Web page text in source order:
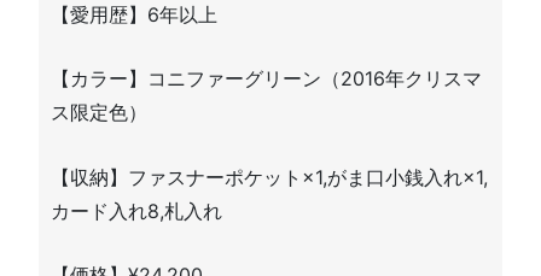
【愛用歴】6年以上
【カラー】コニファーグリーン（2016年クリスマ
ス限定色）
【収納】ファスナーポケット×1,がま口小銭入れ×1,
カード入れ8,札入れ